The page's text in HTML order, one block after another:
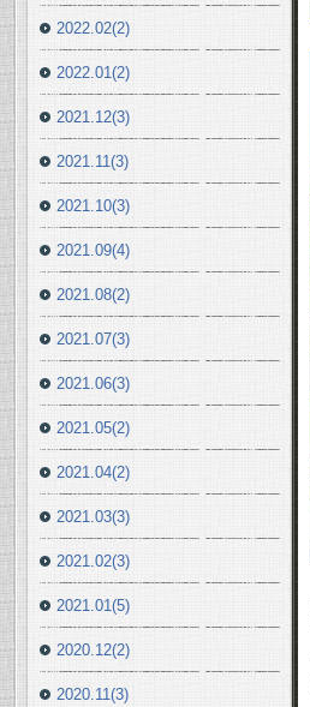
2022.02(2)
2022.01(2)
2021.12(3)
2021.11(3)
2021.10(3)
2021.09(4)
2021.08(2)
2021.07(3)
2021.06(3)
2021.05(2)
2021.04(2)
2021.03(3)
2021.02(3)
2021.01(5)
2020.12(2)
2020.11(3)